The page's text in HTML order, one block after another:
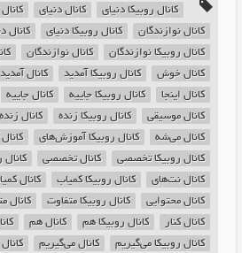
کانال روبیکا دنیای کانال دنیای
کانال نوازندگان
کانال روبیکا دنیای
کانال
کانال روبیکا نوازندگان
کانال نوازندگان
کانال خوش
کانال روبیکا آمدید کانال آمدید
کانال اینجا
کانال روبیکا جاییه کانال جاییه
کانال موسیقی
کانال روبیکا زنده کانال زنده
کانال می‌شه
کانال روبیکا آموزش‌های
کانال روبیکا تخصصی
کانال تخصصی
کانال نت‌های
کانال روبیکا کمیاب کانال
کانال محتوایی
کانال روبیکا متفاوت کانال
کانال کنار
کانال روبیکا هم کانال هم
کانال روبیکا می‌گیریم
کانال می‌گیریم